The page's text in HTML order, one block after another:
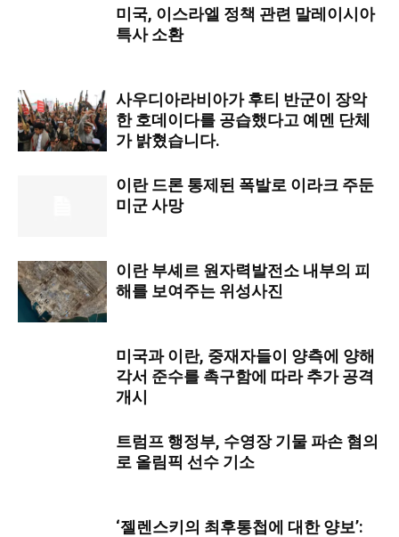
미국, 이스라엘 정책 관련 말레이시아
특사 소환
사우디아라비아가 후티 반군이 장악
한 호데이다를 공습했다고 예멘 단체
가 밝혔습니다.
이란 드론 통제된 폭발로 이라크 주둔
미군 사망
이란 부셰르 원자력발전소 내부의 피
해를 보여주는 위성사진
미국과 이란, 중재자들이 양측에 양해
각서 준수를 촉구함에 따라 추가 공격
개시
트럼프 행정부, 수영장 기물 파손 혐의
로 올림픽 선수 기소
‘젤렌스키의 최후통첩에 대한 양보’: